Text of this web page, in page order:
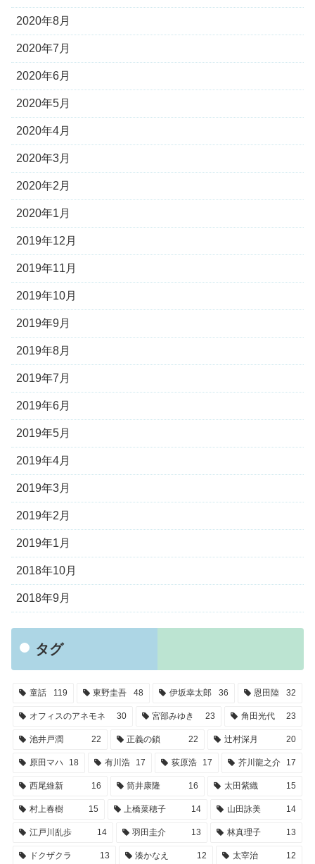
2020年8月
2020年7月
2020年6月
2020年5月
2020年4月
2020年3月
2020年2月
2020年1月
2019年12月
2019年11月
2019年10月
2019年9月
2019年8月
2019年7月
2019年6月
2019年5月
2019年4月
2019年3月
2019年2月
2019年1月
2018年10月
2018年9月
タグ
童話 119 東野圭吾 48 伊坂幸太郎 36 恩田陸 32
オフィスのアネモネ 30 宮部みゆき 23 角田光代 23
池井戸潤 22 正義の鎖 22 辻村深月 20
原田マハ 18 有川浩 17 荻原浩 17 芥川龍之介 17
西尾維新 16 筒井康隆 16 太田紫織 15
村上春樹 15 上橋菜穂子 14 山田詠美 14
江戸川乱歩 14 羽田圭介 13 林真理子 13
ドクザクラ 13 湊かなえ 12 太宰治 12